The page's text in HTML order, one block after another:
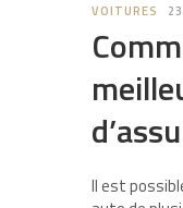
VOITURES
Il est